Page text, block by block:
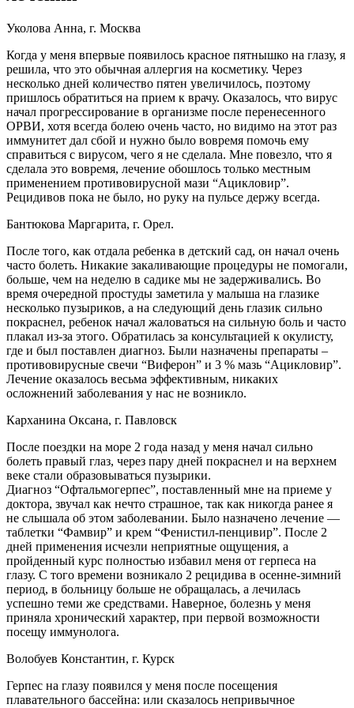
Уколова Анна, г. Москва
Когда у меня впервые появилось красное пятнышко на глазу, я
решила, что это обычная аллергия на косметику. Через
несколько дней количество пятен увеличилось, поэтому
пришлось обратиться на прием к врачу. Оказалось, что вирус
начал прогрессирование в организме после перенесенного
ОРВИ, хотя всегда болею очень часто, но видимо на этот раз
иммунитет дал сбой и нужно было вовремя помочь ему
справиться с вирусом, чего я не сделала. Мне повезло, что я
сделала это вовремя, лечение обошлось только местным
применением противовирусной мази “Ацикловир”.
Рецидивов пока не было, но руку на пульсе держу всегда.
Бантюкова Маргарита, г. Орел.
После того, как отдала ребенка в детский сад, он начал очень
часто болеть. Никакие закаливающие процедуры не помогали,
больше, чем на неделю в садике мы не задерживались. Во
время очередной простуды заметила у малыша на глазике
несколько пузыриков, а на следующий день глазик сильно
покраснел, ребенок начал жаловаться на сильную боль и часто
плакал из-за этого. Обратилась за консультацией к окулисту,
где и был поставлен диагноз. Были назначены препараты –
противовирусные свечи “Виферон” и 3 % мазь “Ацикловир”.
Лечение оказалось весьма эффективным, никаких
осложнений заболевания у нас не возникло.
Карханина Оксана, г. Павловск
После поездки на море 2 года назад у меня начал сильно
болеть правый глаз, через пару дней покраснел и на верхнем
веке стали образовываться пузырики.
Диагноз “Офтальмогерпес”, поставленный мне на приеме у
доктора, звучал как нечто страшное, так как никогда ранее я
не слышала об этом заболевании. Было назначено лечение —
таблетки “Фамвир” и крем “Фенистил-пенцивир”. После 2
дней применения исчезли неприятные ощущения, а
пройденный курс полностью избавил меня от герпеса на
глазу. С того времени возникало 2 рецидива в осенне-зимний
период, в больницу больше не обращалась, а лечилась
успешно теми же средствами. Наверное, болезнь у меня
приняла хронический характер, при первой возможности
посещу иммунолога.
Волобуев Константин, г. Курск
Герпес на глазу появился у меня после посещения
плавательного бассейна: или сказалось непривычное